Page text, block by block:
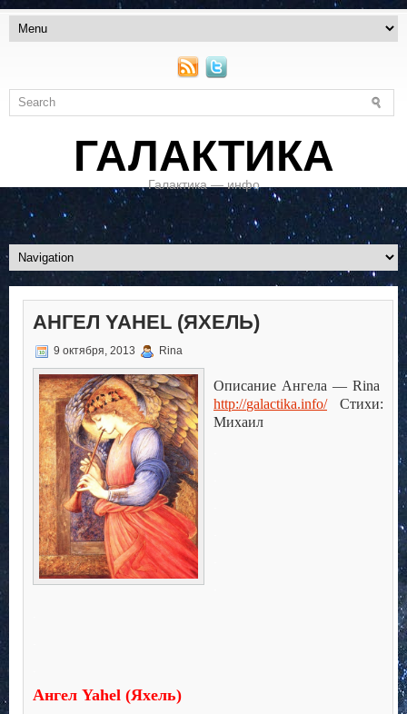
ГАЛАКТИКА
Галактика — инфо
АНГЕЛ YAHEL (ЯХЕЛЬ)
9 октября, 2013 Rina
Описание Ангела — Rina
http://galactika.info/Стихи:
Михаил
Ангел Yahel (Яхель)